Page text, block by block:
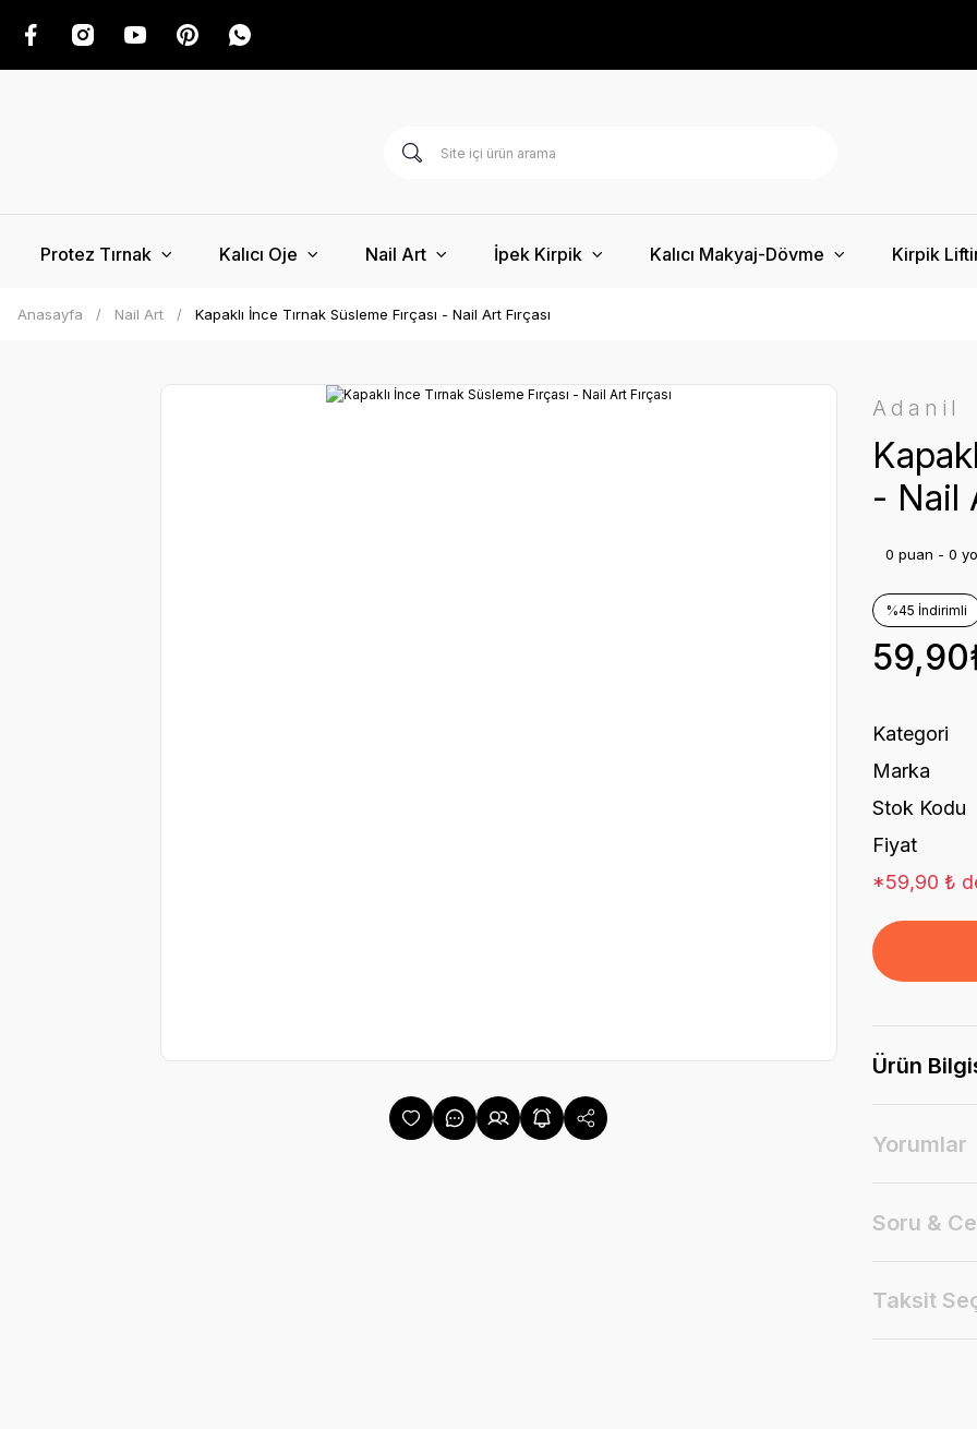
Protez Tırnak Kalıcı Oje Nail Art İpek Kirpik Kalıcı Makyaj-Dövme Kirpik
Anasayfa Nail Art Kapaklı İnce Tırnak Süsleme Fırçası - Nail Art Fırçası
Adanil
- Nail
0 puan - 0
%45 İndirimli
Kategori
Marka
Stok Kodu
Fiyat
*59,90 ₺
Ürün
Yorumlar
Soru &
Taksit